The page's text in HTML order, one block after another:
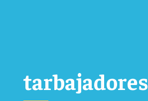
tarbajadores